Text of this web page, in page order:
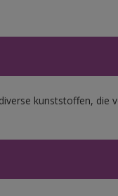
kunststoffen, die